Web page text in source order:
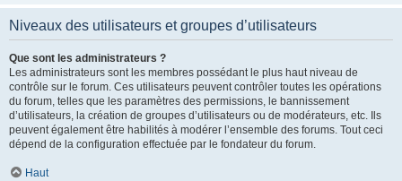
Niveaux des utilisateurs et groupes d’utilisateurs
Que sont les administrateurs ?
Les administrateurs sont les membres possédant le plus haut niveau de
contrôle sur le forum. Ces utilisateurs peuvent contrôler toutes les opérations
du forum, telles que les paramètres des permissions, le bannissement
d’utilisateurs, la création de groupes d’utilisateurs ou de modérateurs, etc. Ils
peuvent également être habilités à modérer l’ensemble des forums. Tout ceci
dépend de la configuration effectuée par le fondateur du forum.
Haut